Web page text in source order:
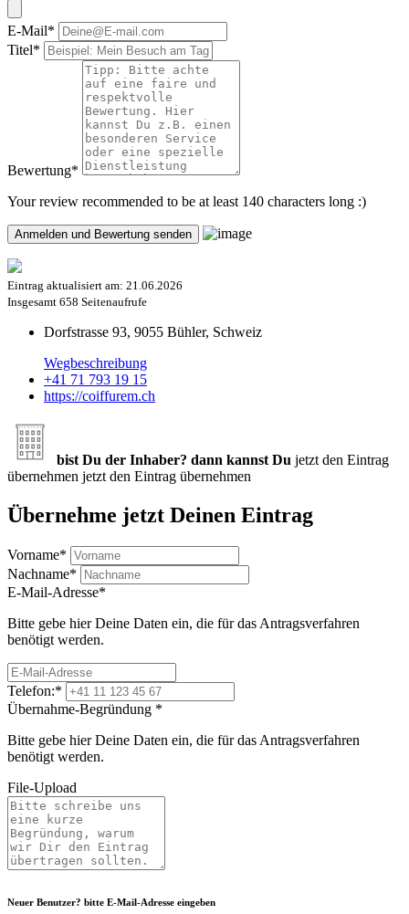
E-Mail*
Titel*
Bewertung*
Your review recommended to be at least 140 characters long :)
Eintrag aktualisiert am: 21.06.2026
Insgesamt 658 Seitenaufrufe
Dorfstrasse 93, 9055 Bühler, Schweiz
Wegbeschreibung
+41 71 793 19 15
https://coiffurem.ch
bist Du der Inhaber? dann kannst Du jetzt den Eintrag
übernehmen jetzt den Eintrag übernehmen
Übernehme jetzt Deinen Eintrag
Vorname*
Nachname*
E-Mail-Adresse*
Bitte gebe hier Deine Daten ein, die für das Antragsverfahren
benötigt werden.
Telefon:*
Übernahme-Begründung *
Bitte gebe hier Deine Daten ein, die für das Antragsverfahren
benötigt werden.
File-Upload
Neuer Benutzer? bitte E-Mail-Adresse eingeben